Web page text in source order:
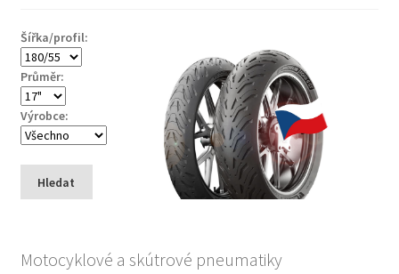
Šířka/profil:
Průměr:
Výrobce:
Hledat
Motocyklové a skútrové pneumatiky